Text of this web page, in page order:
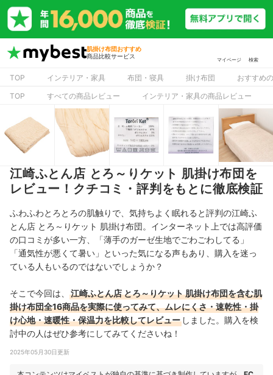
肌掛け布団おすすめ
商品比較サービス
マイページ 検索
TOP インテリア・家具 布団・寝具 掛け布団
おすすめ
TOP
すべての商品レビュー インテリア・家具の商品レビュー
江崎ふとん店 とろ～りケット 肌掛け布団を
レビュー！クチコミ・評判をもとに徹底検証
ふわふわとろとろの肌触りで、気持ちよく眠れると評判の江崎ふ
とん店 とろ～りケット 肌掛け布団。インターネット上では高評価
の口コミが多い一方、「薄手のガーゼ生地でごわごわしてる」
「通気性が悪くて暑い」といった気になる声もあり、購入を迷っ
ている人もいるのではないでしょうか？
そこで今回は、
江崎ふとん店 とろ～りケット 肌掛け布団を含む肌
掛け布団全16商品を実際に使ってみて、ムレにくさ・速乾性・掛
け心地・速暖性・保温力を比較してレビュー しました。購入を検
討中の人はぜひ参考にしてみてくださいね！
2025年05月30日更新